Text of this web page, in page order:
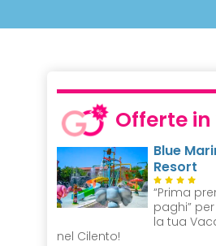
Offerte
Blue
Resort
“Prima
paghi”
la tua
nel Cilento!